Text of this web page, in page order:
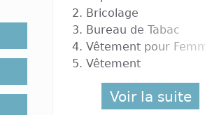
(11)
Mais
2. Bricolage
3. Bureau de Tabac
4. Vêtement pour
5. Vêtement
Voir la suite